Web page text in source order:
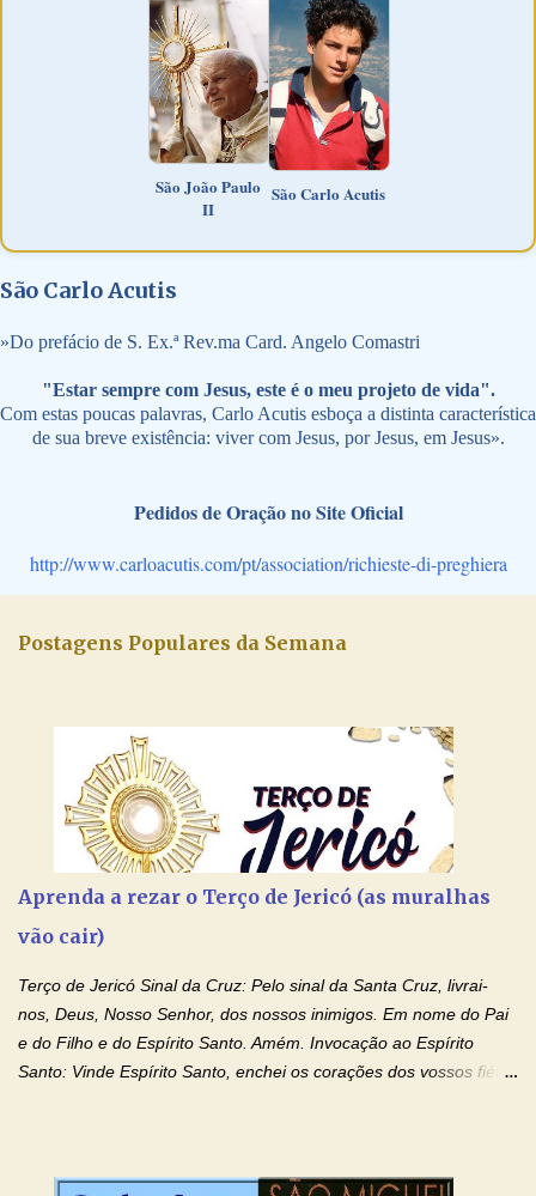
São João Paulo
II
São Carlo Acutis
São Carlo Acutis
»Do prefácio de S. Ex.ª Rev.ma Card. Angelo Comastri
"Estar sempre com Jesus, este é o meu projeto de vida".
Com estas poucas palavras, Carlo Acutis esboça a distinta característica
de sua breve existência: viver com Jesus, por Jesus, em Jesus».
Pedidos de Oração no Site Oficial
http://www.carloacutis.com/pt/association/richieste-di-preghiera
Postagens Populares da Semana
Aprenda a rezar o Terço de Jericó (as muralhas
vão cair)
Terço de Jericó Sinal da Cruz: Pelo sinal da Santa Cruz, livrai-
nos, Deus, Nosso Senhor, dos nossos inimigos. Em nome do Pai
e do Filho e do Espírito Santo. Amém. Invocação ao Espírito
Santo: Vinde Espírito Santo, enchei os corações dos vossos fiéis
Santo, fazei que apreciemos retamente todas as coisas segundo